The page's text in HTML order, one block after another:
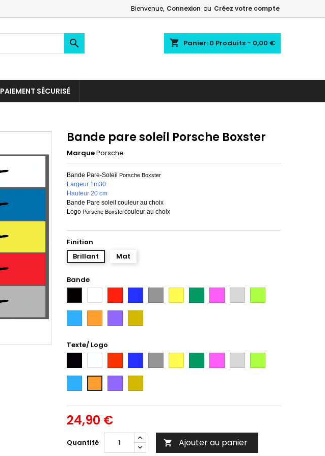
Bienvenue, Connexion ou Créez votre compte
shopping_cart Panier: 0 Produits - 0,00 €

PAIEMENT SÉCURISÉ
Bande pare soleil Porsche Boxster
MarquePorsche
Bande Pare-Soleil Porsche Boxster
Largeur 1m30
Hauteur 20 cm
Bande Pare soleil couleur au choix
Logo Porsche Boxstercouleur au choix
Finition
Brillant
Mat
Bande
ArgentCitron
Intense
Texte/ Logo
ArgentCitron
Intense
24,90 €
Quantité  Ajouter au panier